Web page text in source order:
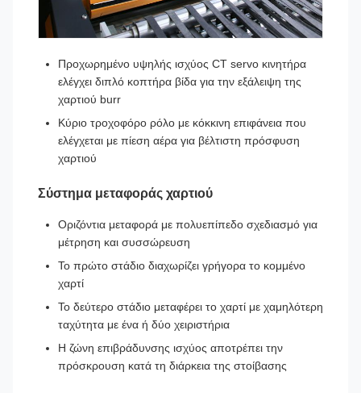
Προχωρημένο υψηλής ισχύος CT servo κινητήρα
ελέγχει διπλό κοπτήρα βίδα για την εξάλειψη της
χαρτιού burr
Κύριο τροχοφόρο ρόλο με κόκκινη επιφάνεια που
ελέγχεται με πίεση αέρα για βέλτιστη πρόσφυση
χαρτιού
Σύστημα μεταφοράς χαρτιού
Οριζόντια μεταφορά με πολυεπίπεδο σχεδιασμό για
μέτρηση και συσσώρευση
Το πρώτο στάδιο διαχωρίζει γρήγορα το κομμένο
χαρτί
Το δεύτερο στάδιο μεταφέρει το χαρτί με χαμηλότερη
ταχύτητα με ένα ή δύο χειριστήρια
Η ζώνη επιβράδυνσης ισχύος αποτρέπει την
πρόσκρουση κατά τη διάρκεια της στοίβασης